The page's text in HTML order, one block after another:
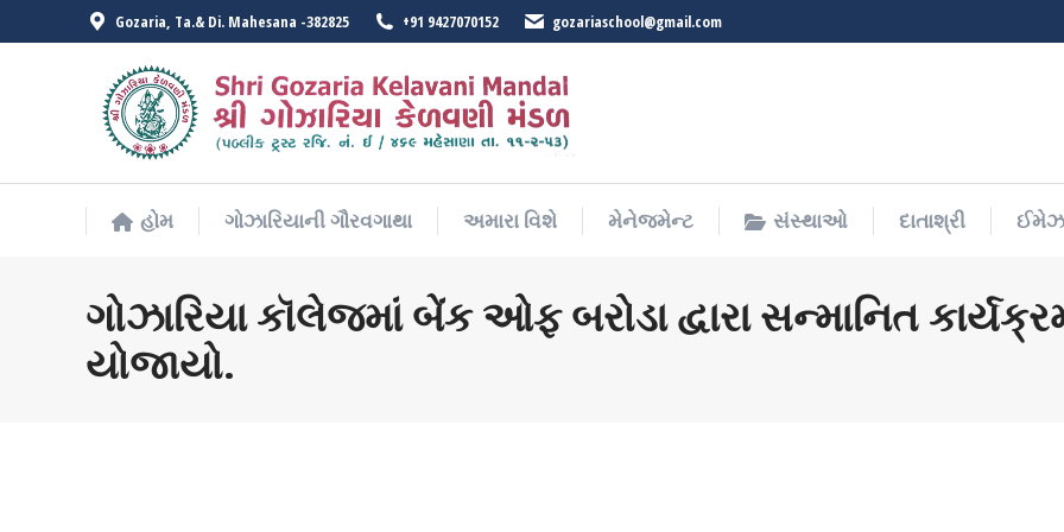
Gozaria, Ta.& Di. Mahesana -382825 +91 9427070152 gozariaschool@gmail.com
હોમ ગોઝારિયાની ગૌરવગાથા અમારા વિશે મેનેજમેન્ટ સંસ્થાઓ દાતાશ્રી ઈમેઝ
ગોઝારિયા કૉલેજમાં બેંક ઓફ બરોડા દ્વારા સન્માનિત
યોજાયો.
હોમ ગોઝારિયાની ગૌરવગાથા અમારા વિશે મેનેજમેન્ટ સંસ્થાઓ દાતાશ્રી ઈમેઝ